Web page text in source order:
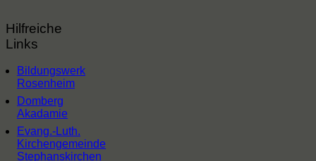
Hilfreiche
Links
Bildungswerk
Rosenheim
Domberg
Akadamie
Evang.-Luth.
Kirchengemeinde
Stephanskirchen